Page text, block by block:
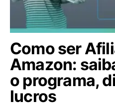
Como ser
Amazon:
o programa,
lucros